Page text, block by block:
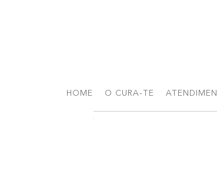
HOME O CURA-TE